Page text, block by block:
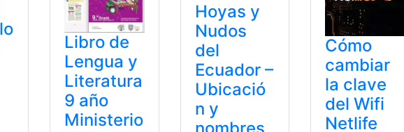
Libro de
Lengua y
Literatura
9 año
Ministerio
Hoyas y
Nudos
del
Ecuador –
Ubicació
n y
nombres
Cómo
cambiar
la clave
del Wifi
Netlife